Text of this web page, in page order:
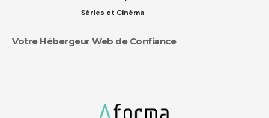
Séries et Cinéma
Votre Hébergeur Web de Confiance